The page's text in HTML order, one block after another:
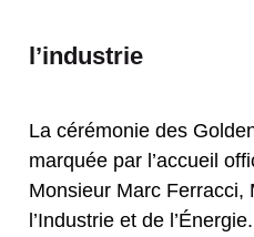
l’industrie
La cérémonie des
marquée par l’accueil
Monsieur Marc Ferracci,
l’Industrie et de